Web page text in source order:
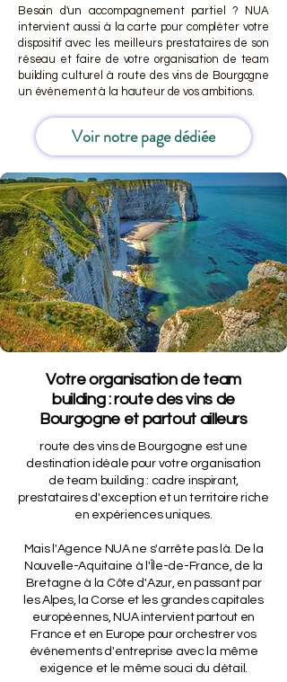
Besoin d'un accompagnement partiel ? NUA
intervient aussi à la carte pour compléter votre
dispositif avec les meilleurs prestataires de son
réseau et faire de votre organisation de team
building culturel à route des vins de Bourgogne
un événement à la hauteur de vos ambitions.
Voir notre page dédiée
Votre organisation de team
building : route des vins de
Bourgogne et partout ailleurs
route des vins de Bourgogne est une
destination idéale pour votre organisation
de team building : cadre inspirant,
prestataires d'exception et un territoire riche
en expériences uniques.
Mais l'Agence NUA ne s'arrête pas là. De la
Nouvelle-Aquitaine à l'Île-de-France, de la
Bretagne à la Côte d'Azur, en passant par
les Alpes, la Corse et les grandes capitales
européennes, NUA intervient partout en
France et en Europe pour orchestrer vos
événements d'entreprise avec la même
exigence et le même souci du détail.